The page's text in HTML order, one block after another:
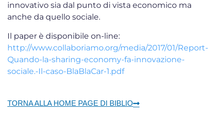
innovativo sia dal punto di vista economico ma
anche da quello sociale.
Il paper è disponibile on-line:
http://www.collaboriamo.org/media/2017/01/Report-
Quando-la-sharing-economy-fa-innovazione-
sociale.-Il-caso-BlaBlaCar-1.pdf
TORNA ALLA HOME PAGE DI BIBLIO